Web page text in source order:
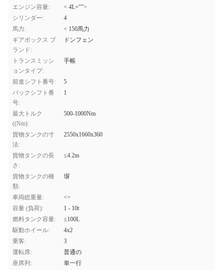
エンジン容量:
< 4L="">
シリンダー:
4
馬力:
< 150馬力
ギアボックス ブ
ランド:
ドンフェン
トランスミッシ
ョンタイプ:
手帳
前進シフト番号:
5
バックシフト番
号:
1
最大トルク
((Nm):
500-1000Nm
貨物タンクの寸
法:
2550x1660x360
貨物タンクの長
さ:
≤4.2m
貨物タンクの種
類:
塀
車両総重量:
<>
容量 (負荷):
1 - 10t
燃料タンク容量:
≤100L
駆動ホイール:
4x2
乗客:
3
運転席:
普通の
座席列:
単一行